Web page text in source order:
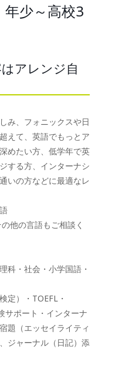
年少～高校3
アレンジ自
み、フォニックスや日
えて、英語でもっとア
めたい方、低学年で英
する方、インターナシ
いの方などに最適なレ
の言語もご相談く
科・社会・小学国語・
定）・TOEFL・
サポート・インターナ
題（エッセイライティ
ジャーナル（日記）添